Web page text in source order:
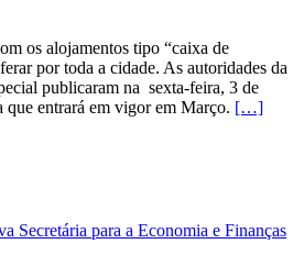
os alojamentos tipo “caixa de
por toda a cidade. As autoridades da
publicaram na sexta-feira, 3 de
entrará em vigor em Março. […]
Secretária para a Economia e Finanças